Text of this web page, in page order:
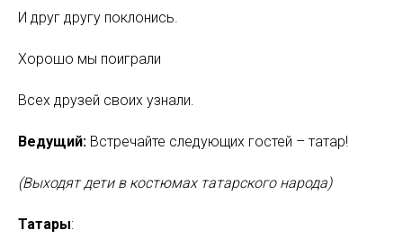
И друг другу поклонись.
Хорошо мы поиграли
Всех друзей своих узнали.
Ведущий: Встречайте следующих гостей – татар!
(Выходят дети в костюмах татарского народа)
Татары: